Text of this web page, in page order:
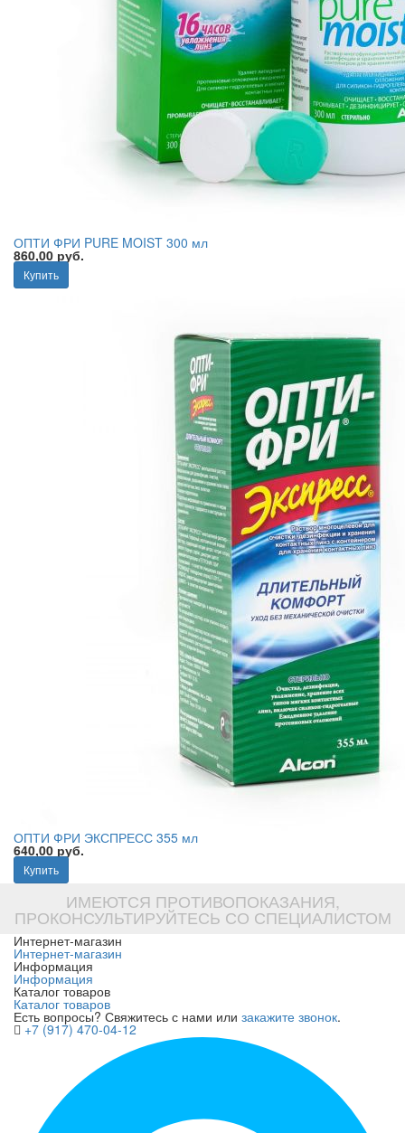
ОПТИ ФРИ PURE MOIST 300 мл
860,00 руб.
Купить
ОПТИ ФРИ ЭКСПРЕСС 355 мл
640,00 руб.
Купить
ИМЕЮТСЯ ПРОТИВОПОКАЗАНИЯ,
ПРОКОНСУЛЬТИРУЙТЕСЬ СО СПЕЦИАЛИСТОМ
Интернет-магазин
Интернет-магазин
Информация
Информация
Каталог товаров
Каталог товаров
Есть вопросы? Свяжитесь с нами или закажите звонок.
+7 (917) 470-04-12